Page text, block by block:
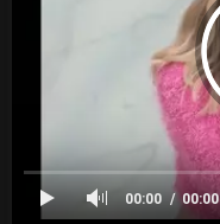
00:00 00:00